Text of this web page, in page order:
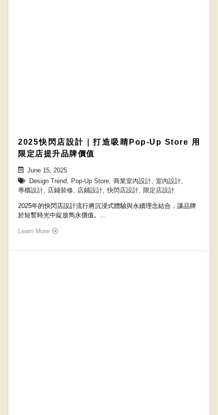
2025快閃店設計｜打造吸睛Pop-Up Store 用
限定店提升品牌價值
June 15, 2025
Design Trend
Pop-Up Store 商業室內設計 室內設計
專櫃設計
店鋪裝修 店鋪設計 快閃店設計 限定店設計
​​2025年的快閃店設計流行將沉浸式體驗與永續理念結合，讓品牌
於短暫時光中綻放雋永價值。...
Learn More